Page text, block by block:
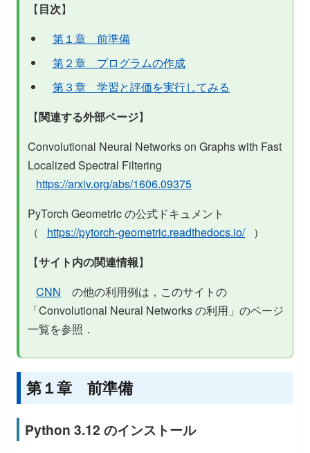
【目次】
第１章 前準備
第２章 プログラムの作成
第３章 学習と評価を実行してみる
【関連する外部ページ】
Convolutional Neural Networks on Graphs with Fast
Localized Spectral Filtering
https://arxiv.org/abs/1606.09375
PyTorch Geometric の公式ドキュメント
（
https://pytorch-geometric.readthedocs.io/
）
【サイト内の関連情報】
CNN
の他の利用例は，このサイトの
「Convolutional Neural Networks の利用」のページ
一覧を参照．
第１章 前準備
Python 3.12 のインストール